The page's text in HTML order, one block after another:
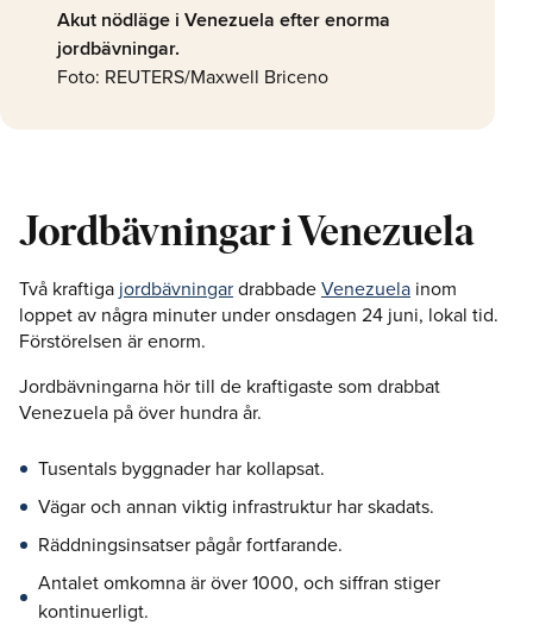
Akut nödläge i Venezuela efter enorma
jordbävningar.
Foto: REUTERS/Maxwell Briceno
Jordbävningar i Venezuela
Två kraftiga jordbävningar drabbade Venezuela inom
loppet av några minuter under onsdagen 24 juni, lokal tid.
Förstörelsen är enorm.
Jordbävningarna hör till de kraftigaste som drabbat
Venezuela på över hundra år.
Tusentals byggnader har kollapsat.
Vägar och annan viktig infrastruktur har skadats.
Räddningsinsatser pågår fortfarande.
Antalet omkomna är över 1000, och siffran stiger
kontinuerligt.